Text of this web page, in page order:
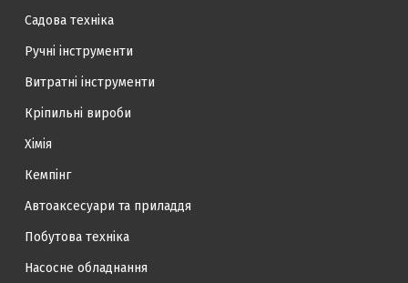
Садова техніка
Ручні інструменти
Витратні інструменти
Кріпильні вироби
Хімія
Кемпінг
Автоаксесуари та приладдя
Побутова техніка
Насосне обладнання